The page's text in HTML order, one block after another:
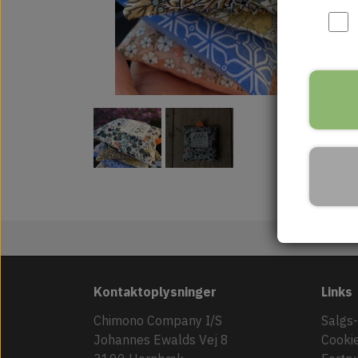
Kontaktoplysninger
Chimono Company I/S
Johannes Ewalds Vej 8
Links